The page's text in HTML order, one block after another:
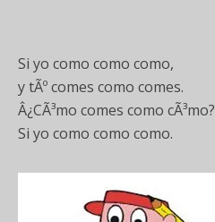
Si yo como como como,
y tÃº comes como comes.
Â¿CÃ³mo comes como cÃ³mo?
Si yo como como como.